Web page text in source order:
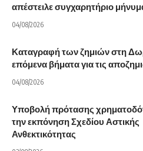
απέστειλε συγχαρητήριο
04/08/2026
Καταγραφή των ζημιών στη
επόμενα βήματα για τις
04/08/2026
Υποβολή πρότασης
την εκπόνηση Σχεδίου Αστικής
Ανθεκτικότητας